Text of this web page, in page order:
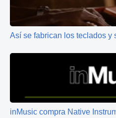
Así se fabrican los teclados y
inMusic compra Native